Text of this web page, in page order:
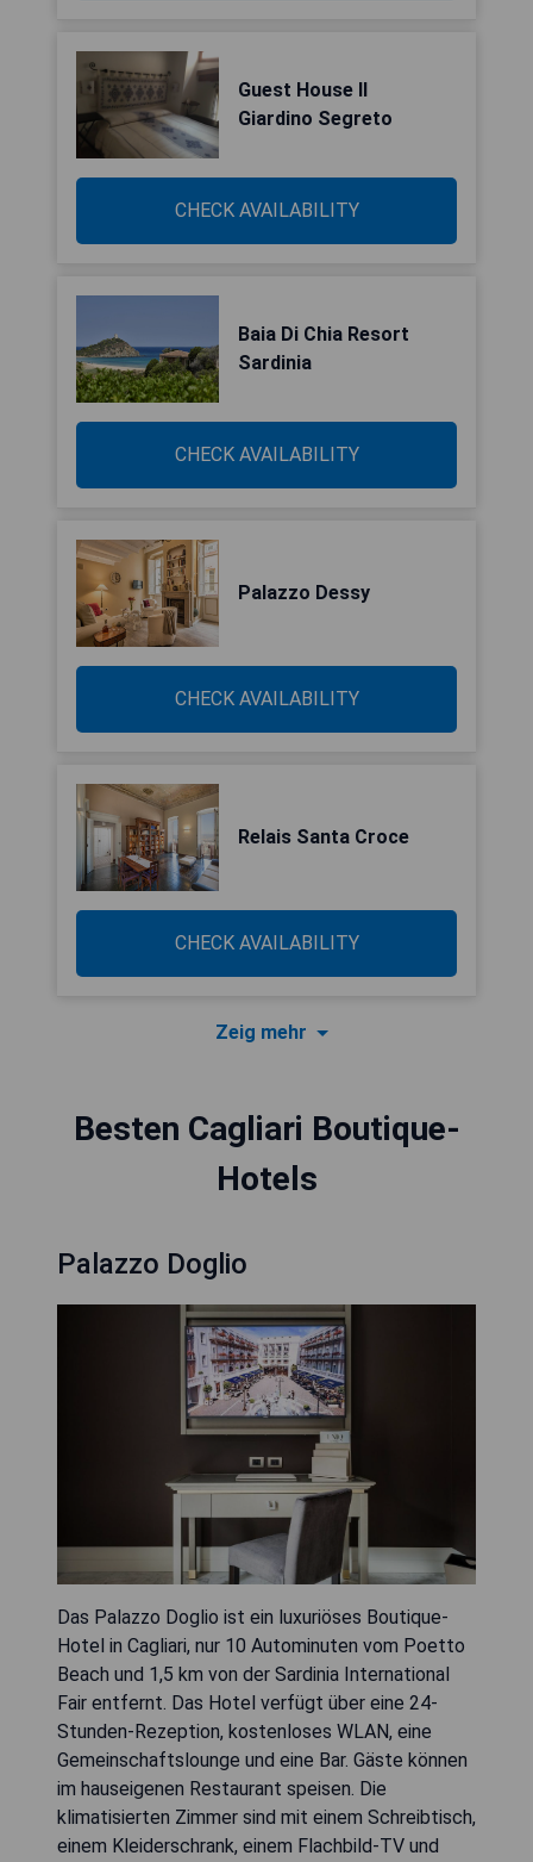
Guest House Il
Giardino Segreto
CHECK AVAILABILITY
Baia Di Chia Resort
Sardinia
CHECK AVAILABILITY
Palazzo Dessy
CHECK AVAILABILITY
Relais Santa Croce
CHECK AVAILABILITY
Zeig mehr
Besten Cagliari Boutique-
Hotels
Palazzo Doglio
Das Palazzo Doglio ist ein luxuriöses Boutique-
Hotel in Cagliari, nur 10 Autominuten vom Poetto
Beach und 1,5 km von der Sardinia International
Fair entfernt. Das Hotel verfügt über eine 24-
Stunden-Rezeption, kostenloses WLAN, eine
Gemeinschaftslounge und eine Bar. Gäste können
im hauseigenen Restaurant speisen. Die
klimatisierten Zimmer sind mit einem Schreibtisch,
einem Kleiderschrank, einem Flachbild-TV und